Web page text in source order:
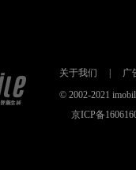
关于我们 广
© 2002-2021
京ICP备